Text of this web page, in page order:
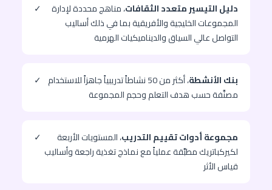
✓ دليل التيسير متعدد الثقافات، مناهج محددة لإدارة
المجموعات الخليجية والأفريقية بما في ذلك أساليب
التواصل عالي السياق والديناميكيات الهرمية
✓ بنك الأنشطة
، أكثر من 50 نشاطاً تدريبياً جاهزاً للاستخدام
مصنَّفة حسب هدف التعلم وحجم المجموعة
✓ مجموعة أدوات تقييم التدريب، المستويات الأربعة
لكيركباتريك مطبَّقة عملياً مع نماذج تغذية راجعة وأساليب
قياس الأثر